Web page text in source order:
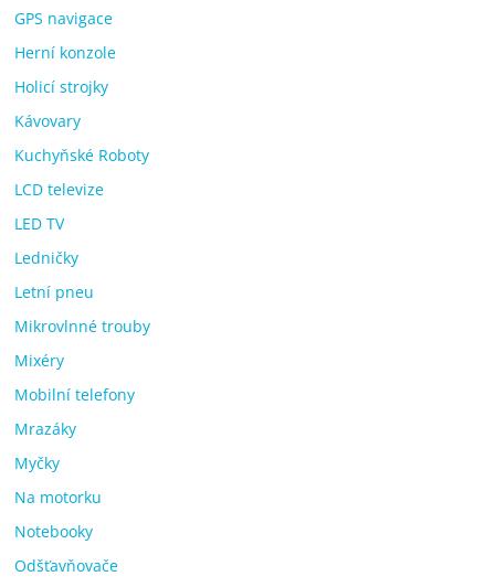
GPS navigace
Herní konzole
Holicí strojky
Kávovary
Kuchyňské Roboty
LCD televize
LED TV
Ledničky
Letní pneu
Mikrovlnné trouby
Mixéry
Mobilní telefony
Mrazáky
Myčky
Na motorku
Notebooky
Odšťavňovače